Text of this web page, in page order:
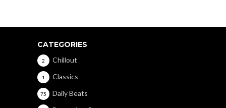
CATEGORIES
Chillout
2
Classics
1
Daily Beats
75